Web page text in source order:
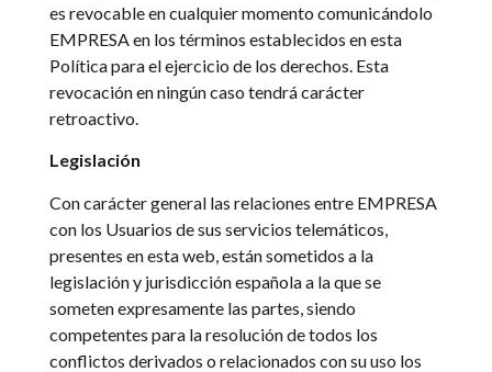
es revocable en cualquier momento comunicándolo
EMPRESA en los términos establecidos en esta
Política para el ejercicio de los derechos. Esta
revocación en ningún caso tendrá carácter
retroactivo.
Legislación
Con carácter general las relaciones entre EMPRESA
con los Usuarios de sus servicios telemáticos,
presentes en esta web, están sometidos a la
legislación y jurisdicción española a la que se
someten expresamente las partes, siendo
competentes para la resolución de todos los
conflictos derivados o relacionados con su uso los